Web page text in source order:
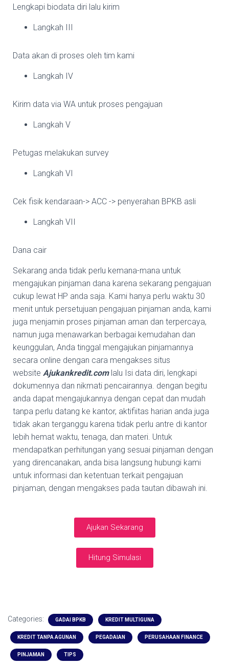
Lengkapi biodata diri lalu kirim
Langkah III
Data akan di proses oleh tim kami
Langkah IV
Kirim data via WA untuk proses pengajuan
Langkah V
Petugas melakukan survey
Langkah VI
Cek fisik kendaraan-> ACC -> penyerahan BPKB asli
Langkah VII
Dana cair
Sekarang anda tidak perlu kemana-mana untuk
mengajukan pinjaman dana karena sekarang pengajuan
cukup lewat HP anda saja. Kami hanya perlu waktu 30
menit untuk persetujuan pengajuan pinjaman anda, kami
juga menjamin proses pinjaman aman dan terpercaya,
namun juga menawarkan berbagai kemudahan dan
keunggulan, Anda tinggal mengajukan pinjamannya
secara online dengan cara mengakses situs
website Ajukankredit.comlalu Isi data diri, lengkapi
dokumennya dan nikmati pencairannya. dengan begitu
anda dapat mengajukannya dengan cepat dan mudah
tanpa perlu datang ke kantor, aktifiitas harian anda juga
tidak akan terganggu karena tidak perlu antre di kantor
lebih hemat waktu, tenaga, dan materi. Untuk
mendapatkan perhitungan yang sesuai pinjaman dengan
yang direncanakan, anda bisa langsung hubungi kami
untuk informasi dan ketentuan terkait pengajuan
pinjaman, dengan mengakses pada tautan dibawah ini.
Ajukan Sekarang
Hitung Simulasi
Categories: GADAI BPKB KREDIT MULTIGUNA
KREDIT TANPA AGUNAN PEGADAIAN PERUSAHAAN FINANCE
PINJAMAN TIPS